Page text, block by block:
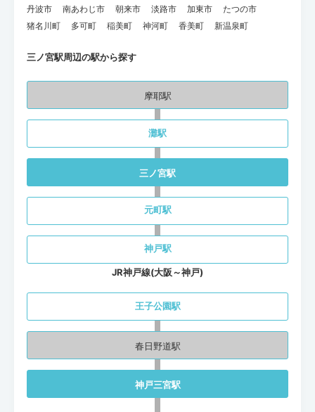
丹波市 南あわじ市 朝来市 淡路市 加東市
たつの市
猪名川町
多可町 稲美町 神河町 香美町 新温泉町
三ノ宮駅周辺の駅から探す
摩耶駅
灘駅
三ノ宮駅
元町駅
神戸駅
JR神戸線(大阪～神戸)
王子公園駅
春日野道駅
神戸三宮駅